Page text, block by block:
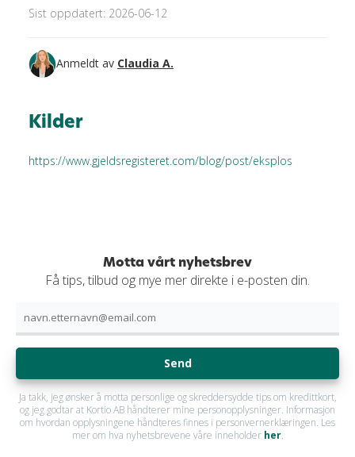
Sist oppdatert: 2026-06-12
Anmeldt av Claudia A.
Kilder
https://www.gjeldsregisteret.com/blog/post/eksplos
Motta vårt nyhetsbrev
Få tips, tilbud og mye mer direkte i e-posten din.
Send
Ja takk, jeg ønsker å motta personlige og skreddersydde tips om kredittkort,
og jeg godtar at Kortio AB håndterer mine personopplysninger. Informasjon
om hvordan opplysningene håndteres finnes i personvernerklæringen. Les
mer om hva nyhetsbrevene våre inneholder her.